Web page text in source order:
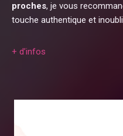
proches, je vous
touche authentique et
+ d’infos